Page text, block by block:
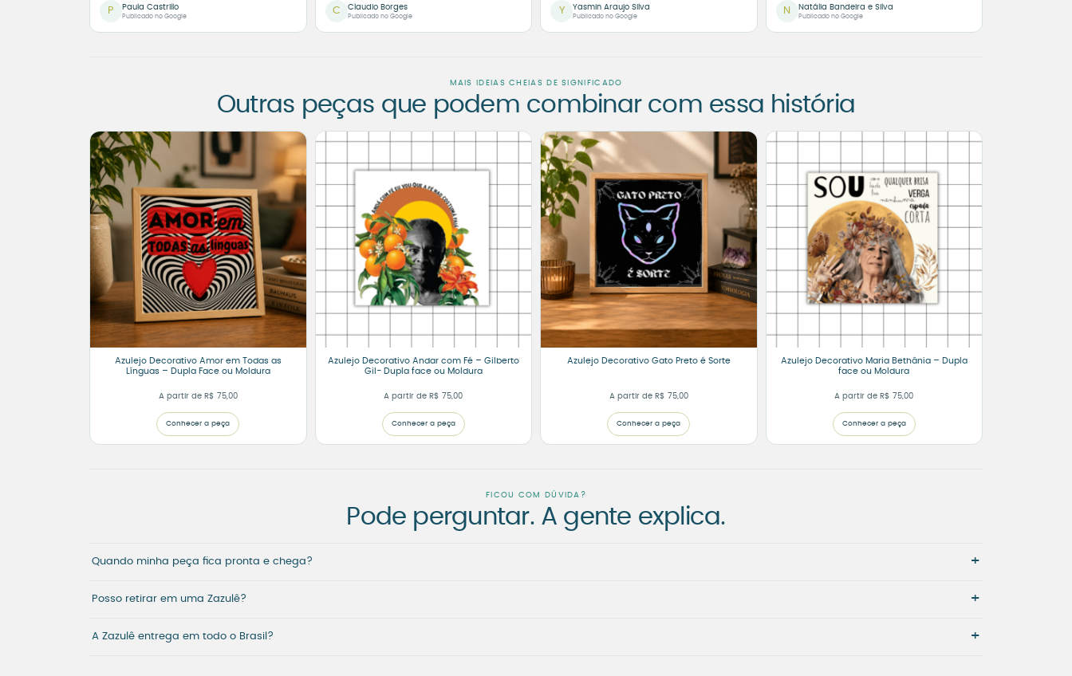
P Paula Castrillo
Publicado no Google
C Claudio Borges
Publicado no Google
Y Yasmin Araujo Silva
Publicado no Google
N Natália Bandeira e Silva
Publicado no Google
MAIS IDEIAS CHEIAS DE SIGNIFICADO
Outras peças que podem combinar com essa história
Azulejo Decorativo Amor em Todas as
Línguas – Dupla Face ou Moldura
A partir de R$ 75,00
Conhecer a peça
Azulejo Decorativo Andar com Fé – Gilberto
Gil- Dupla face ou Moldura
A partir de R$ 75,00
Conhecer a peça
Azulejo Decorativo Gato Preto é Sorte
A partir de R$ 75,00
Conhecer a peça
Azulejo Decorativo Maria Bethânia – Dupla
face ou Moldura
A partir de R$ 75,00
Conhecer a peça
FICOU COM DÚVIDA?
Pode perguntar. A gente explica.
Quando minha peça fica pronta e chega? +
Posso retirar em uma Zazulê? +
A Zazulê entrega em todo o Brasil? +